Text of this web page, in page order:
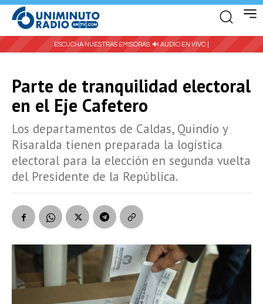
ESCUCHA NUESTRAS EMISORAS: 🔊 AUDIO EN VIVO |
Parte de tranquilidad electoral
en el Eje Cafetero
Los departamentos de Caldas, Quindío y
Risaralda tienen preparada la logística
electoral para la elección en segunda vuelta
del Presidente de la República.